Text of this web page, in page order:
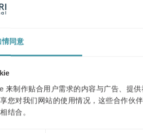
情同意
来制作贴合用户需求的内容与广告、提
您对我们网站的使用情况，这些合作伙
结合。